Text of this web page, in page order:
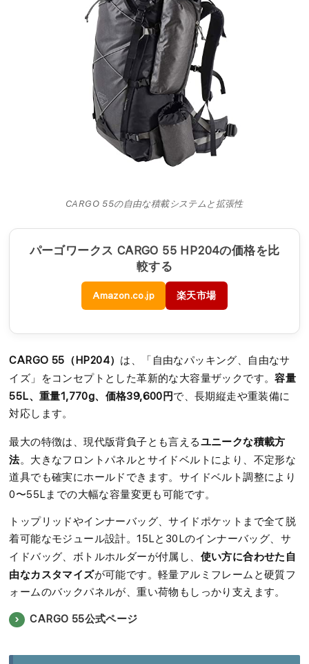
CARGO 55の自由な積載システムと拡張性
パーゴワークス CARGO 55 HP204の価格を比
較する
Amazon.co.jp 楽天市場
CARGO 55（HP204） は、「自由なパッキング、自由なサ
イズ」をコンセプトとした革新的な大容量ザックです。容量
55L、重量1,770g、価格39,600円で、長期縦走や重装備に
対応します。
最大の特徴は、現代版背負子とも言えるユニークな積載方
法。大きなフロントパネルとサイドベルトにより、不定形な
道具でも確実にホールドできます。サイドベルト調整により
0〜55Lまでの大幅な容量変更も可能です。
トップリッドやインナーバッグ、サイドポケットまで全て脱
着可能なモジュール設計。15Lと30Lのインナーバッグ、サ
イドバッグ、ボトルホルダーが付属し、 使い方に合わせた自
由なカスタマイズが可能です。軽量アルミフレームと硬質フ
ォームのバックパネルが、重い荷物もしっかり支えます。
CARGO 55公式ページ